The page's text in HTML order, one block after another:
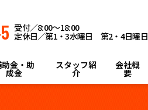
受付／8:00～18:00
定休日／第1・3水曜日 第2・4日曜日
金・助
成金
スタッフ紹
介
会社概
要